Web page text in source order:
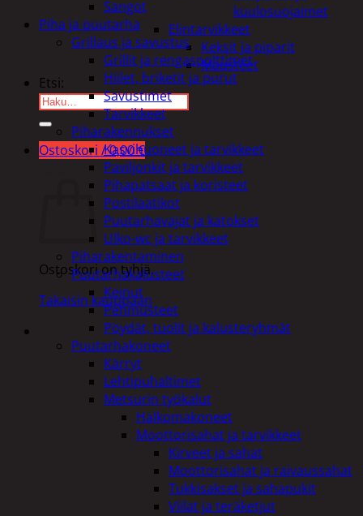
kuulosuojaimet
Elintarvikkeet
Keksit ja piparit
Mausteet
Etsi:
Ostoskori /0,00€
Ostoskori on tyhjä.
Takaisin kauppaan
Sangot
Piha ja puutarha
Grillaus ja savustus
Grillit ja rengaspolttimet
Hiilet, briketit ja purut
Savustimet
Tarvikkeet
Piharakennukset
Kasvihuoneet ja tarvikkeet
Paviljonkit ja tarvikkeet
Pihapatsaat ja koristeet
Postilaatikot
Puutarhavajat ja katokset
Ulko-wc ja tarvikkeet
Piharakentaminen
Puutarhakalusteet
Keinut
Pehmusteet
Pöydät, tuolit ja kalusteryhmät
Puutarhakoneet
Kärryt
Lehtipuhaltimet
Metsurin työkalut
Halkomakoneet
Moottorisahat ja tarvikkeet
Kirveet ja sahat
Moottorisahat ja raivaussahat
Tukkisakset ja sahapukit
Viilat ja teräketjut